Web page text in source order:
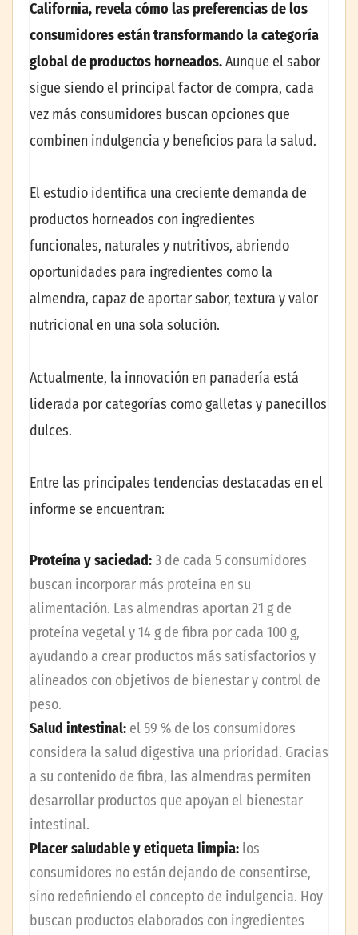
California, revela cómo las preferencias de los
consumidores están transformando la categoría
global de productos horneados.Aunque el sabor
sigue siendo el principal factor de compra, cada
vez más consumidores buscan opciones que
combinen indulgencia y beneficios para la salud.
El estudio identifica una creciente demanda de
productos horneados con ingredientes
funcionales, naturales y nutritivos, abriendo
oportunidades para ingredientes como la
almendra, capaz de aportar sabor, textura y valor
nutricional en una sola solución.
Actualmente, la innovación en panadería está
liderada por categorías como galletas y panecillos
dulces.
Entre las principales tendencias destacadas en el
informe se encuentran:
Proteína y saciedad:3 de cada 5 consumidores
buscan incorporar más proteína en su
alimentación. Las almendras aportan 21 g de
proteína vegetal y 14 g de fibra por cada 100 g,
ayudando a crear productos más satisfactorios y
alineados con objetivos de bienestar y control de
peso.
Salud intestinal: el 59 % de los consumidores
considera la salud digestiva una prioridad. Gracias
a su contenido de fibra, las almendras permiten
desarrollar productos que apoyan el bienestar
intestinal.
Placer saludable y etiqueta limpia: los
consumidores no están dejando de consentirse,
sino redefiniendo el concepto de indulgencia. Hoy
buscan productos elaborados con ingredientes